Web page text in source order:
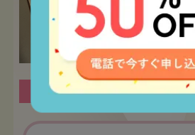
間取り 1LDK